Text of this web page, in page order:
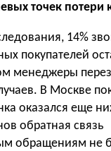
точек потери
14%
покупателей
менеджеры
В Москве
оказался еще
обратная связь
обращениям не